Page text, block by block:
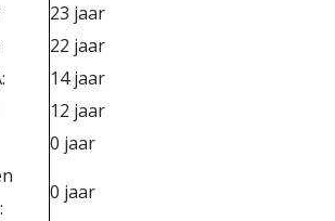
23 jaar
22 jaar
14 jaar
12 jaar
0 jaar
0 jaar